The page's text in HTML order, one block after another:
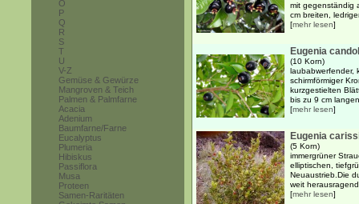
O
P
Q
R
S
T
U
V-Z
Gemüse & Gewürze
Mangroven & Teich
Palmen & Palmfarne
Acacia
Adenium
Baumfarne/Farne
Eucalyptus
Plumeria
Hibiskus
Passiflora
Musa
Proteen
Samen-Raritäten
mit gegenständig
cm breiten,
[mehr lesen]
Eugenia
(10 Korn)
laubabwerfender,
schirmförmiger
kurzgestielten
bis zu 9 cm
[mehr lesen]
Eugenia
(5 Korn)
immergrüner
elliptischen,
Neuaustrieb.Die
weit
[mehr lesen]